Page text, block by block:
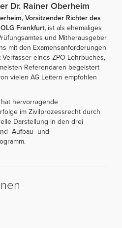
Dr. Rainer Oberheim
Vorsitzender Richter des
Frankfurt, ist als ehemaliges
und Mitherausgeber
mit den Examensanforderungen
Verfasser eines ZPO Lehrbuches,
Referendaren begeistert
vielen AG Leitern empfohlen
hervorragende
im Zivilprozessrecht durch
Darstellung in den drei
Aufbau- und